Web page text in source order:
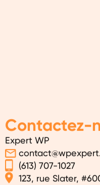
Contactez-
Expert WP
(613) 707-1027
123, rue Slater,